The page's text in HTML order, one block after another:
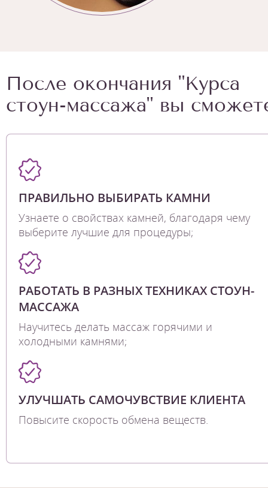
После окончания "Курса
стоун-массажа" вы
ПРАВИЛЬНО ВЫБИРАТЬ КАМНИ
Узнаете о свойствах камней, благодаря чему
выберите лучшие для процедуры;
РАБОТАТЬ В РАЗНЫХ ТЕХНИКАХ СТОУН-
МАССАЖА
Научитесь делать массаж горячими и
холодными камнями;
УЛУЧШАТЬ САМОЧУВСТВИЕ КЛИЕНТА
Повысите скорость обмена веществ.